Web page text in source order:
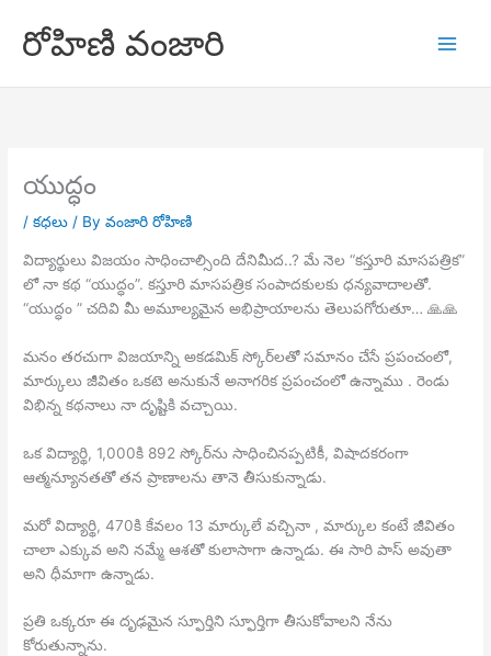
content
రోహిణి వంజారి
యుద్ధం
/కధలు / Byవంజారి రోహిణి
విద్యార్థులు విజయం సాధించాల్సింది దేనిమీద..? మే నెల “కస్తూరి మాసపత్రిక”
లో నా కథ “యుద్ధం”. కస్తూరి మాసపత్రిక సంపాదకులకు ధన్యవాదాలతో.
“యుద్ధం ” చదివి మీ అమూల్యమైన అభిప్రాయాలను తెలుపగోరుతూ… 🙏🙏
మనం తరచుగా విజయాన్ని అకడమిక్ స్కోర్‌లతో సమానం చేసే ప్రపంచంలో,
మార్కులు జీవితం ఒకటె అనుకునే అనాగరిక ప్రపంచంలో ఉన్నాము . రెండు
విభిన్న కథనాలు నా దృష్టికి వచ్చాయి.
ఒక విద్యార్థి, 1,000కి 892 స్కోర్‌ను సాధించినప్పటికీ, విషాదకరంగా
ఆత్మన్యూనతతో తన ప్రాణాలను తానె తీసుకున్నాడు.
మరోవిద్యార్థి, 470కి కేవలం 13 మార్కులే వచ్చినా , మార్కుల కంటే జీవితం
చాలా ఎక్కువ అని నమ్మే ఆశతో కులాసాగా ఉన్నాడు. ఈ సారి పాస్ అవుతా
అని ధీమాగా ఉన్నాడు.
ప్రతి ఒక్కరూ ఈ దృఢమైన స్ఫూర్తిని స్ఫూర్తిగా తీసుకోవాలని నేను
కోరుతున్నాను.